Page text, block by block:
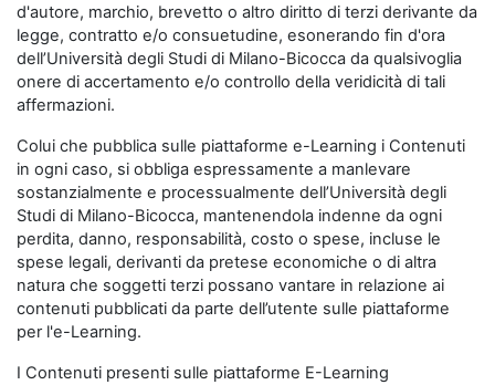
d'autore, marchio, brevetto o altro diritto di terzi derivante da
legge, contratto e/o consuetudine, esonerando fin d'ora
dell’Università degli Studi di Milano-Bicocca da qualsivoglia
onere di accertamento e/o controllo della veridicità di tali
affermazioni.
Colui che pubblica sulle piattaforme e-Learning i Contenuti
in ogni caso, si obbliga espressamente a manlevare
sostanzialmente e processualmente dell’Università degli
Studi di Milano-Bicocca, mantenendola indenne da ogni
perdita, danno, responsabilità, costo o spese, incluse le
spese legali, derivanti da pretese economiche o di altra
natura che soggetti terzi possano vantare in relazione ai
contenuti pubblicati da parte dell’utente sulle piattaforme
per l'e-Learning.
I Contenuti presenti sulle piattaforme E-Learning